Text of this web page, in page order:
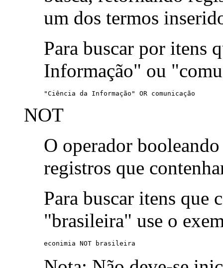
um dos termos
Para buscar por itens
Informação" ou
"Ciência da Informação" OR comunicação
NOT
O operador
registros que
Para buscar itens que
"brasileira" use o
econimia NOT brasileira